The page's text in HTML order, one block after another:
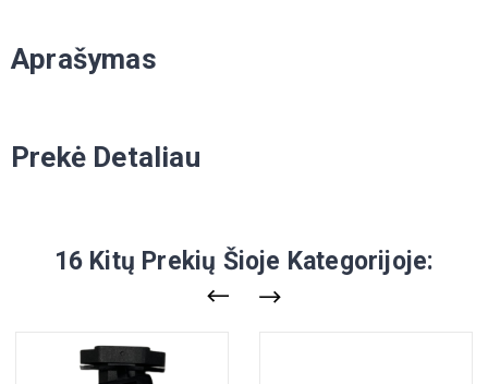
Aprašymas
Prekė Detaliau
16 Kitų Prekių Šioje Kategorijoje: